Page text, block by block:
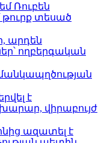
Ռուբեն
թուրք տեսած
արդեն
ողբերգական
է
վիրաբույժ
ազատել է